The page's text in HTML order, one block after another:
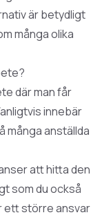
är betydligt
många olika
där man får
innebär
många anställda
att hitta den
som du också
ett större ansvar